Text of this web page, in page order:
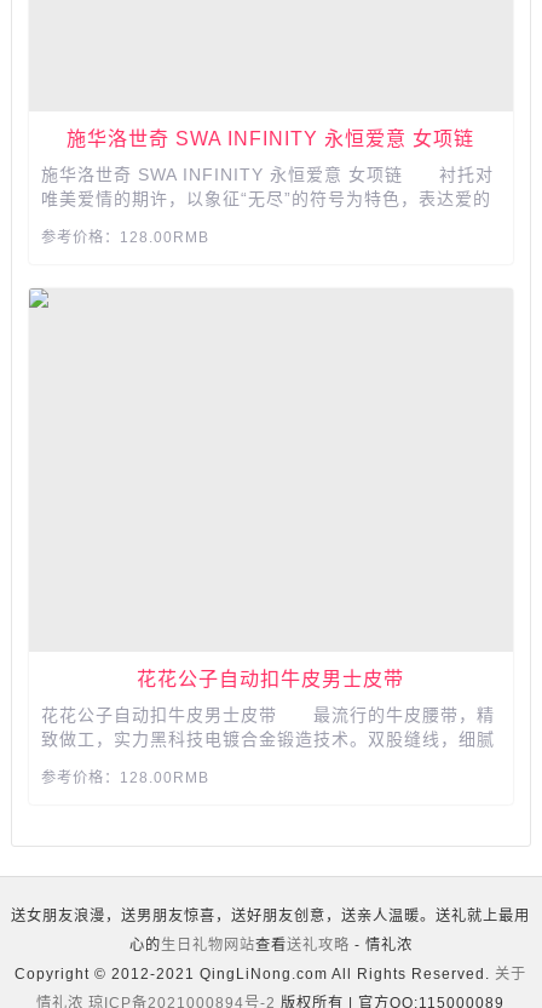
施华洛世奇 SWA INFINITY 永恒爱意 女项链
施华洛世奇 SWA INFINITY 永恒爱意 女项链 衬托对
唯美爱情的期许，以象征“无尽”的符号为特色，表达爱的
参考价格：128.00RMB
花花公子自动扣牛皮男士皮带
花花公子自动扣牛皮男士皮带 最流行的牛皮腰带，精
致做工，实力黑科技电镀合金锻造技术。双股缝线，细腻
老公、男友、爸爸的高档礼物。...
参考价格：128.00RMB
送女朋友浪漫，送男朋友惊喜，送好朋友创意，送亲人温暖。送礼就上最用
心的生日礼物网站查看送礼攻略 - 情礼浓
Copyright © 2012-2021 QingLiNong.com All Rights Reserved. 关于
情礼浓 琼ICP备2021000894号-2 版权所有 | 官方QQ:115000089